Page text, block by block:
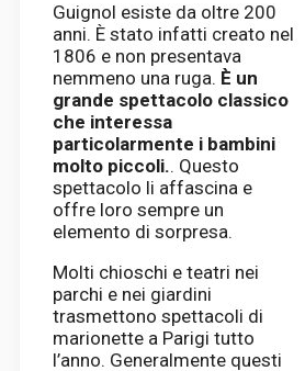
Guignol esiste da oltre 200
anni. È stato infatti creato nel
1806 e non presentava
nemmeno una ruga. È un
grande spettacolo classico
che interessa
particolarmente i bambini
molto piccoli.. Questo
spettacolo li affascina e
offre loro sempre un
elemento di sorpresa.
Molti chioschi e teatri nei
parchi e nei giardini
trasmettono spettacoli di
marionette a Parigi tutto
l’anno. Generalmente questi